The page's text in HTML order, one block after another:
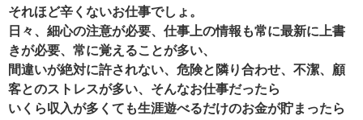
それほど辛くないお仕事でしょ。
日々、細心の注意が必要、仕事上の情報も常に最新に上書
きが必要、常に覚えることが多い、
間違いが絶対に許されない、危険と隣り合わせ、不潔、顧
客とのストレスが多い、そんなお仕事だったら
いくら収入が多くても生涯遊べるだけのお金が貯まったら